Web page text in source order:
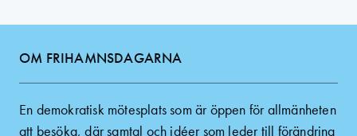
OM FRIHAMNSDAGARNA
En demokratisk mötesplats som är öppen för allmänheten
att besöka, där samtal och idéer som leder till förändring